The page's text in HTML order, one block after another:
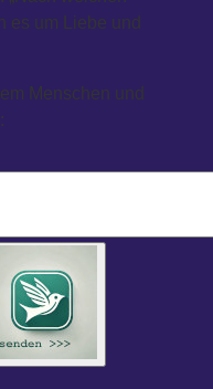
es um Liebe und
Menschen und